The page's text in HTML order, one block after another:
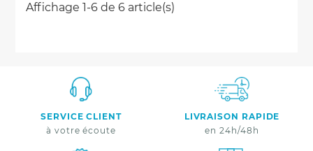
Affichage 1-6 de 6 article(s)
SERVICE CLIENT
à votre écoute
LIVRAISON RAPIDE
en 24h/48h